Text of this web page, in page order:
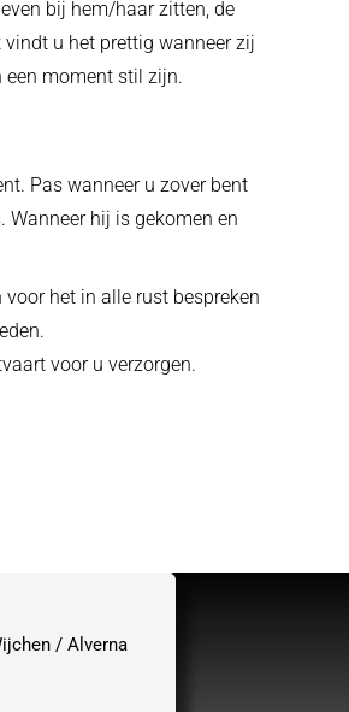
bij hem/haar zitten, de
u het prettig wanneer zij
moment stil zijn.
Pas wanneer u zover bent
hij is gekomen en
het in alle rust bespreken
voor u verzorgen.
/ Alverna